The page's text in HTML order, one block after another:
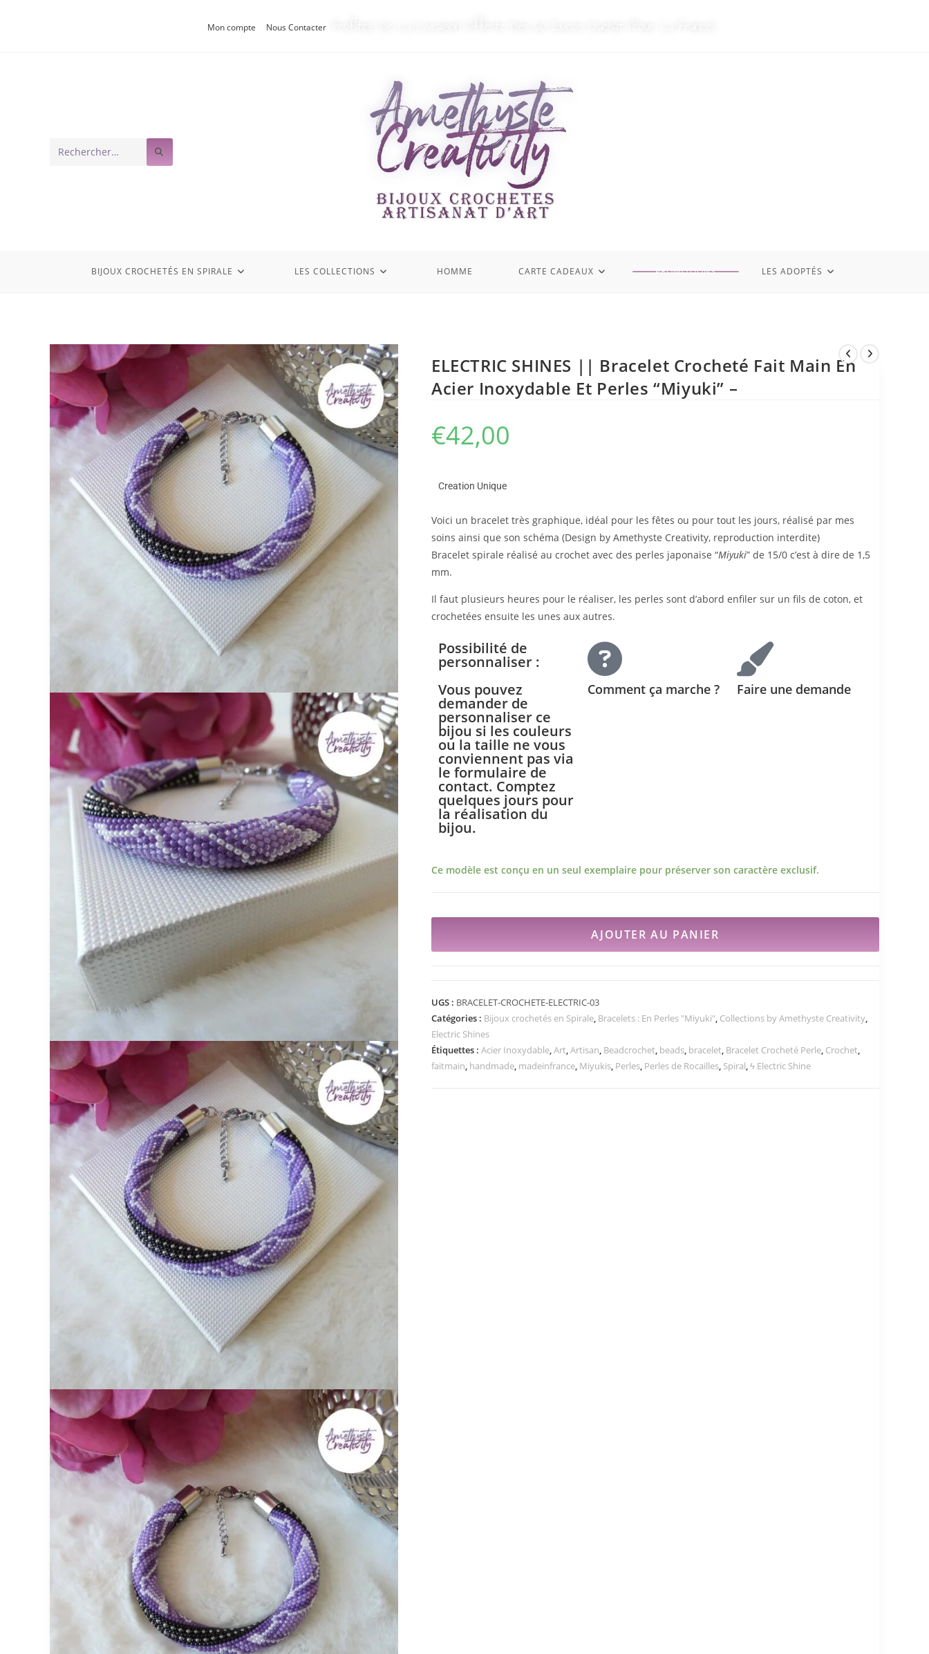
Mon compte Nous Contacter
Rechercher
BIJOUX CROCHETÉS EN SPIRALE LES COLLECTIONS HOMME CARTE CADEAUX PROMOTIONS LES ADOPTÉS
ELECTRIC SHINES || Bracelet Crocheté Fait Main En
Acier Inoxydable Et Perles “Miyuki” –
€42,00
Creation Unique
Voici un bracelet très graphique, idéal pour les fêtes ou pour tout les jours, réalisé par mes
soins ainsi que son schéma (Design by Amethyste Creativity, reproduction interdite)
Bracelet spirale réalisé au crochet avec des perles japonaise “Miyuki” de 15/0 c’est à dire de 1,5
mm.
Il faut plusieurs heures pour le réaliser, les perles sont d’abord enfiler sur un fils de coton, et
crochetées ensuite les unes aux autres.
Possibilité de
personnaliser :
Vous pouvez
demander de
personnaliser ce
bijou si les couleurs
ou la taille ne vous
conviennent pas via
le formulaire de
contact. Comptez
quelques jours pour
la réalisation du
bijou.
Comment ça marche ? Faire une demande
Ce modèle est conçu en un seul exemplaire pour préserver son caractère exclusif.
AJOUTER AU PANIER
UGS : BRACELET-CROCHETE-ELECTRIC-03
Catégories : Bijoux crochetés en Spirale, Bracelets : En Perles "Miyuki", Collections by Amethyste Creativity,
Electric Shines
Étiquettes : Acier Inoxydable,Art,Artisan, Beadcrochet, beads, bracelet, Bracelet Crocheté Perle, Crochet,
faitmain, handmade, madeinfrance, Miyukis, Perles, Perles de Rocailles, Spiral,ϟ Electric Shine